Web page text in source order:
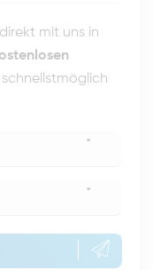
mit uns in
*
*